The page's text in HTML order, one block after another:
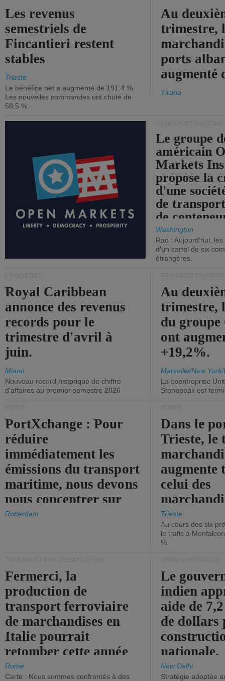
Les revenus
semestriels de
Fincantieri restent
stables
Trieste
Le bénéfice net a augmenté de 191,4 %.
Les nouvelles commandes ont chuté de
58,5 %.
Au
trimestre,
ports
augmenté
Tirana
Le groupe
américain
Markets
propose la
d'une
de
de
Washington
Rao : Aujourd'hui,
d'un cartel de six
étrangères.
Royal Caribbean
annonce des revenus
records pour le
trimestre d'avril à
juin.
Miami
Nouveau record historique de chiffre
d'affaires au premier semestre 2026
Au
trimestre,
du
ont
+19,2%.
Marseille/New
La coentreprise
Stonepeak est
PortXchange : Pour
réduire
immédiatement les
émissions du transport
maritime, nous devons
nous concentrer sur
les ports.
Rotterdam
Dans le
Trieste, le
augmente
celui des
diminue.
Trieste
Au cours des six
le trafic à
%.
Fermerci, la
production de
transport ferroviaire
de marchandises en
Italie pourrait
retomber cette année
aux niveaux de 2015.
Rome
Carte : Nous sommes confrontés à des
Le
indien
aide de
de dollars
nationale.
New Delhi
Stratégie adoptée